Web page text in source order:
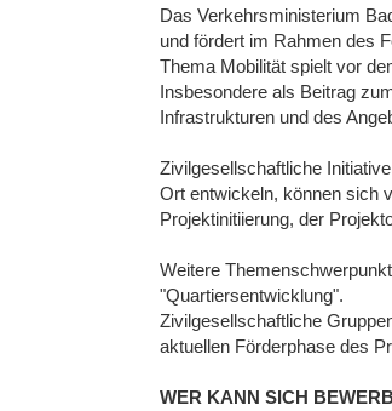
Das Verkehrsministerium
und fördert im Rahmen des
Thema Mobilität spielt vor
Insbesondere als Beitrag
Infrastrukturen und des
Zivilgesellschaftliche
Ort entwickeln, können sich
Projektinitiierung, der
Weitere
"Quartiersentwicklung".
Zivilgesellschaftliche
aktuellen Förderphase des
WER KANN SICH